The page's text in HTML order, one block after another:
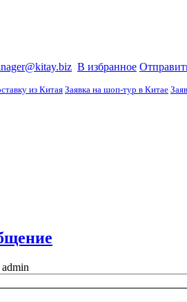
В избранное
из КитаяЗаявка на шоп-тур в Китае